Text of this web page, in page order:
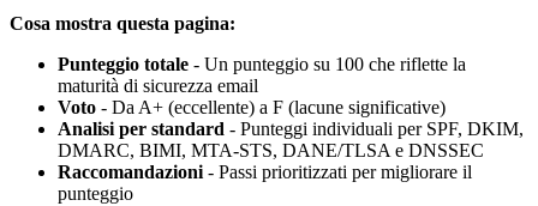
Cosa mostra questa pagina:
Punteggio totale - Un punteggio su 100 che riflette la
maturità di sicurezza email
Voto - Da A+ (eccellente) a F (lacune significative)
Analisi per standard - Punteggi individuali per SPF, DKIM,
DMARC, BIMI, MTA-STS, DANE/TLSA e DNSSEC
Raccomandazioni - Passi prioritizzati per migliorare il
punteggio